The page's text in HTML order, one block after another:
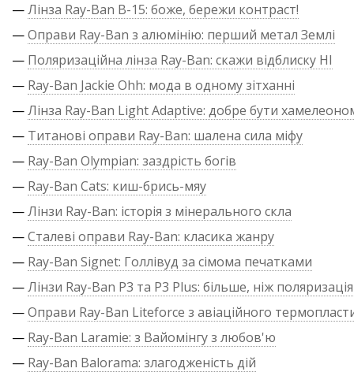
—Лінза Ray-Ban B-15: боже, бережи контраст!
—Оправи Ray-Ban з алюмінію: перший метал Землі
— Поляризаційна лінза Ray-Ban: скажи відблиску НІ
— Ray-Ban Jackie Ohh: мода в одному зітханні
—Лінза Ray-Ban Light Adaptive: добре бути
— Титанові оправи Ray-Ban: шалена сила міфу
— Ray-Ban Olympian: заздрість богів
— Ray-Ban Cats: киш-брись-мяу
—Лінзи Ray-Ban: історія з мінерального скла
—Сталеві оправи Ray-Ban: класика жанру
— Ray-Ban Signet: Голлівуд за сімома печатками
—Лінзи Ray-Ban P3 та P3 Plus: більше, ніж поляризація
—Оправи Ray-Ban Liteforce з авіаційного
— Ray-Ban Laramie: з Вайомінгу з любов'ю
— Ray-Ban Balorama: злагодженість дій